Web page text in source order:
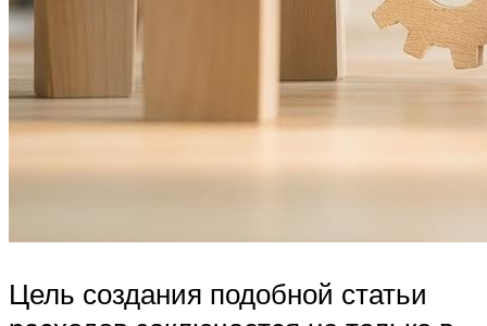
Цель создания подобной статьи